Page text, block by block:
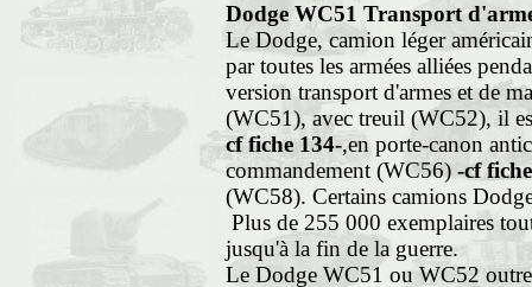
Dodge WC51 Transport
Le Dodge, camion léger
par toutes les armées alliées
version transport d'armes et de
(WC51), avec treuil (WC52), il
cf fiche 134-,en porte-canon
commandement (WC56) -cf
(WC58). Certains camions
Plus de 255 000 exemplaires
jusqu'à la fin de la guerre.
Le Dodge WC51 ou WC52